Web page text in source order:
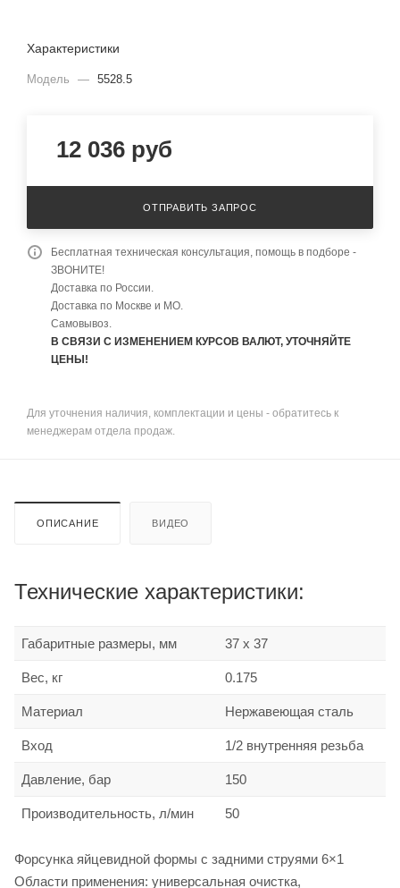
Характеристики
Модель — 5528.5
12 036 руб
ОТПРАВИТЬ ЗАПРОС
Бесплатная техническая консультация, помощь в подборе -
ЗВОНИТЕ!
Доставка по России.
Доставка по Москве и МО.
Самовывоз.
В СВЯЗИ С ИЗМЕНЕНИЕМ КУРСОВ ВАЛЮТ, УТОЧНЯЙТЕ
ЦЕНЫ!
Для уточнения наличия, комплектации и цены - обратитесь к
менеджерам отдела продаж.
ОПИСАНИЕ ВИДЕО
Технические характеристики:
Габаритные размеры, мм 37 x 37
Вес, кг 0.175
Материал Нержавеющая сталь
Вход 1/2 внутренняя резьба
Давление, бар 150
Производительность, л/мин 50
Форсунка яйцевидной формы с задними струями 6×1
Области применения: универсальная очистка,